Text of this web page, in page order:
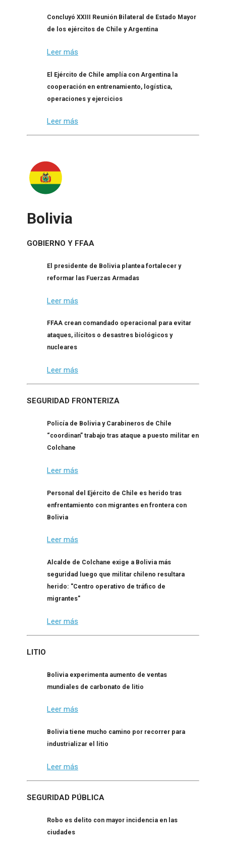
Concluyó XXIII Reunión Bilateral de Estado Mayor
de los ejércitos de Chile y Argentina
Leer más
El Ejército de Chile amplía con Argentina la
cooperación en entrenamiento, logística,
operaciones y ejercicios
Leer más
Bolivia
GOBIERNO Y FFAA
El presidente de Bolivia plantea fortalecer y
reformar las Fuerzas Armadas
Leer más
FFAA crean comandado operacional para evitar
ataques, ilícitos o desastres biológicos y
nucleares
Leer más
SEGURIDAD FRONTERIZA
Policía de Bolivia y Carabineros de Chile
“coordinan” trabajo tras ataque a puesto militar en
Colchane
Leer más
Personal del Ejército de Chile es herido tras
enfrentamiento con migrantes en frontera con
Bolivia
Leer más
Alcalde de Colchane exige a Bolivia más
seguridad luego que militar chileno resultara
herido: "Centro operativo de tráfico de
migrantes"
Leer más
LITIO
Bolivia experimenta aumento de ventas
mundiales de carbonato de litio
Leer más
Bolivia tiene mucho camino por recorrer para
industrializar el litio
Leer más
SEGURIDAD PÚBLICA
Robo es delito con mayor incidencia en las
ciudades